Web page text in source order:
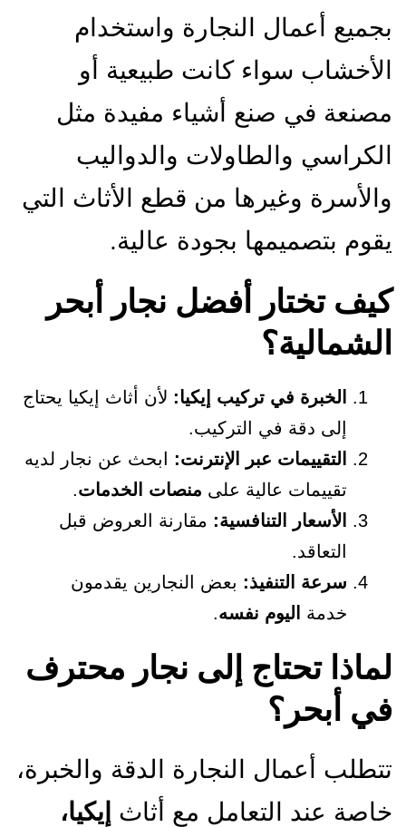
أعمال النجارة واستخدام
سواء كانت طبيعية أو
في صنع أشياء مفيدة مثل
والطاولات والدواليب
وغيرها من قطع الأثاث التي
بتصميمها بجودة عالية.
تختار أفضل نجار أبحر
الخبرة في تركيب إيكيا:لأن أثاث إيكيا يحتاج
إلى دقة في التركيب.
التقييمات عبر الإنترنت:ابحث عن نجار لديه
تقييمات عالية علىمنصات الخدمات.
الأسعار التنافسية:مقارنة العروض قبل
التعاقد.
سرعة التنفيذ:بعض النجارين يقدمون
خدمةاليوم نفسه.
تحتاج إلى نجار محترف
أبحر؟
أعمال النجارة الدقة والخبرة،
عند التعامل مع أثاثإيكيا،